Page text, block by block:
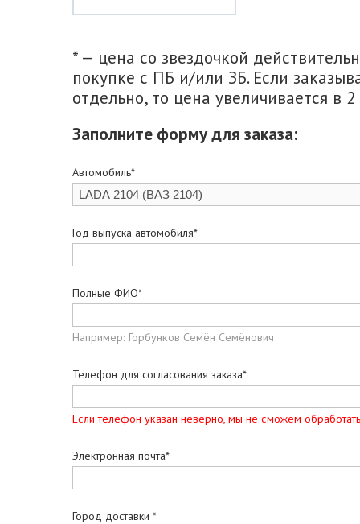
* — цена со звездочкой
покупке с ПБ и/или ЗБ. Если
отдельно, то цена увеличивается в 2
Заполните форму для заказа:
Автомобиль*
Год выпуска автомобиля*
Полные ФИО*
Например: Горбунков Семён Семёнович
Телефон для согласования заказа*
Если телефон указан неверно, мы не сможем
Электронная почта*
Город доставки *